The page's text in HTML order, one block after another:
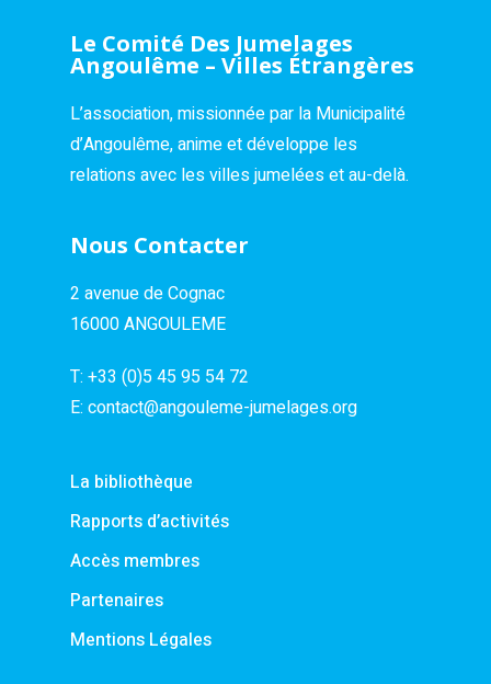
Le Comité Des Jumelages
Angoulême – Villes Étrangères
L’association, missionnée par la Municipalité
d’Angoulême, anime et développe les
relations avec les villes jumelées et au-delà.
Nous Contacter
2 avenue de Cognac
16000 ANGOULEME
T: +33 (0)5 45 95 54 72
E: contact@angouleme-jumelages.org
La bibliothèque
Rapports d’activités
Accès membres
Partenaires
Mentions Légales